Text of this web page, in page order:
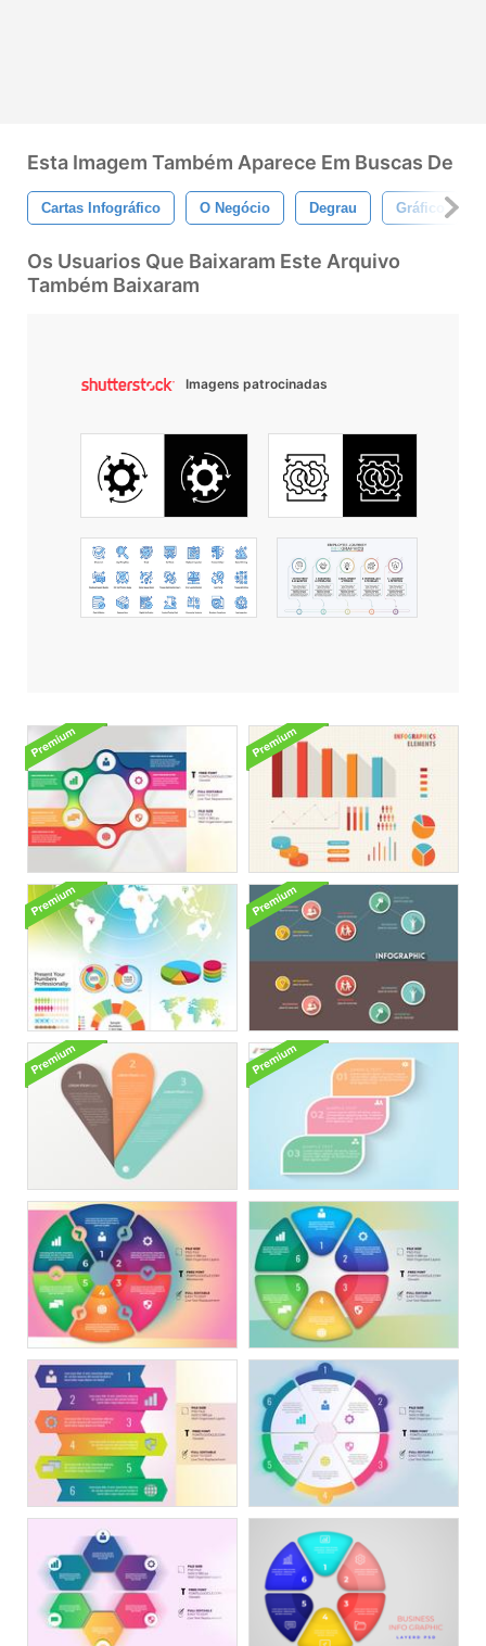
Esta Imagem Também Aparece Em Buscas De
Cartas Infográfico O Negócio Degrau Gráfico
Os Usuarios Que Baixaram Este Arquivo
Também Baixaram
Imagens patrocinadas